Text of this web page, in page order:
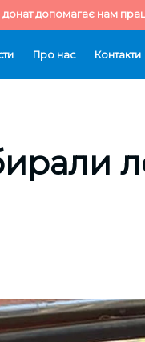
допомагає нам
Про нас Контакти